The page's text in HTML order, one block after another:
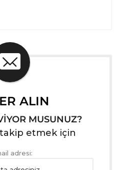
ALIN
MUSUNUZ?
takip etmek için
adresi: